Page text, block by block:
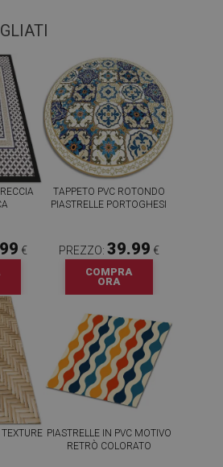
€
TAPPETO PVC ROTONDO
PIASTRELLE PORTOGHESI
PREZZO: 39.99 €
COMPRA
ORA
PIASTRELLE IN PVC MOTIVO
RETRÒ COLORATO